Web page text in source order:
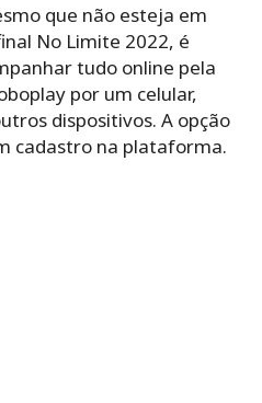
que não esteja em
No Limite 2022, é
tudo online pela
por um celular,
dispositivos. A opção
cadastro na plataforma.